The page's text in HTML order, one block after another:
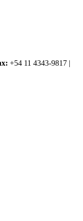
+54 11 4343-9817 |